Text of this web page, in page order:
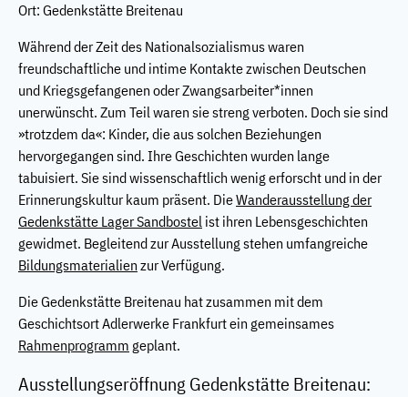
Ort: Gedenkstätte Breitenau
Während der Zeit des Nationalsozialismus waren
freundschaftliche und intime Kontakte zwischen Deutschen
und Kriegsgefangenen oder Zwangsarbeiter*innen
unerwünscht. Zum Teil waren sie streng verboten. Doch sie sind
»trotzdem da«: Kinder, die aus solchen Beziehungen
hervorgegangen sind. Ihre Geschichten wurden lange
tabuisiert. Sie sind wissenschaftlich wenig erforscht und in der
Erinnerungskultur kaum präsent. DieWanderausstellung der
Gedenkstätte Lager Sandbostel ist ihren Lebensgeschichten
gewidmet. Begleitend zur Ausstellung stehen umfangreiche
Bildungsmaterialien zur Verfügung.
Die Gedenkstätte Breitenau hat zusammen mit dem
Geschichtsort Adlerwerke Frankfurt ein gemeinsames
Rahmenprogramm geplant.
Ausstellungseröffnung Gedenkstätte Breitenau: